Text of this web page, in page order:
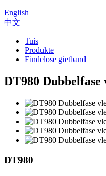
English
中文
Tuis
Produkte
Eindelose gietband
DT980
DT980